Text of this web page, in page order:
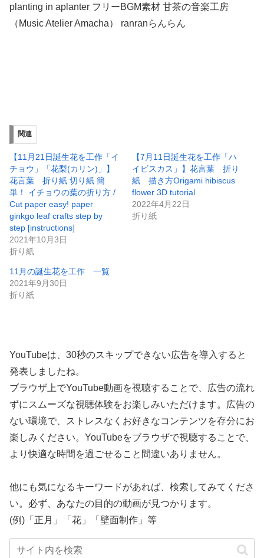
planting in aplanter フリーBGM素材 甘茶の音楽工房
（Music Atelier Amacha） ranranらんらん
関連
【11月21日誕生花を工作「イ
チョウ」「花梨(カリン)」】
花言葉 折り紙 切り紙 簡
単！ イチョウの葉の折り方 /
Cut paper easy! paper
ginkgo leaf crafts step by
step [instructions]
2021年10月3日
折り紙
【7月11日誕生花を工作「ハ
イビスカス」】花言葉 折り
紙 描き方Origami hibiscus
flower 3D tutorial
2022年4月22日
折り紙
11月の誕生花を工作 一覧
2021年9月30日
折り紙
YouTubeは、30秒のスキップできない広告を導入すると
発表しましたね。
ブラウザ上でYouTube動画を視聴することで、広告の流れ
ずにスムーズな視聴体験をお楽しみいただけます。広告の
ない環境で、ストレスなくお好きなコンテンツを存分にお
楽しみください。YouTubeをブラウザで視聴することで、
より快適な時間を過ごせること間違いありません。
他にも気になるキーワードがあれば、検索してみてくださ
い。必ず、あなたの目的の動画が見つかります。
(例)「正月」「花」「壁面制作」等